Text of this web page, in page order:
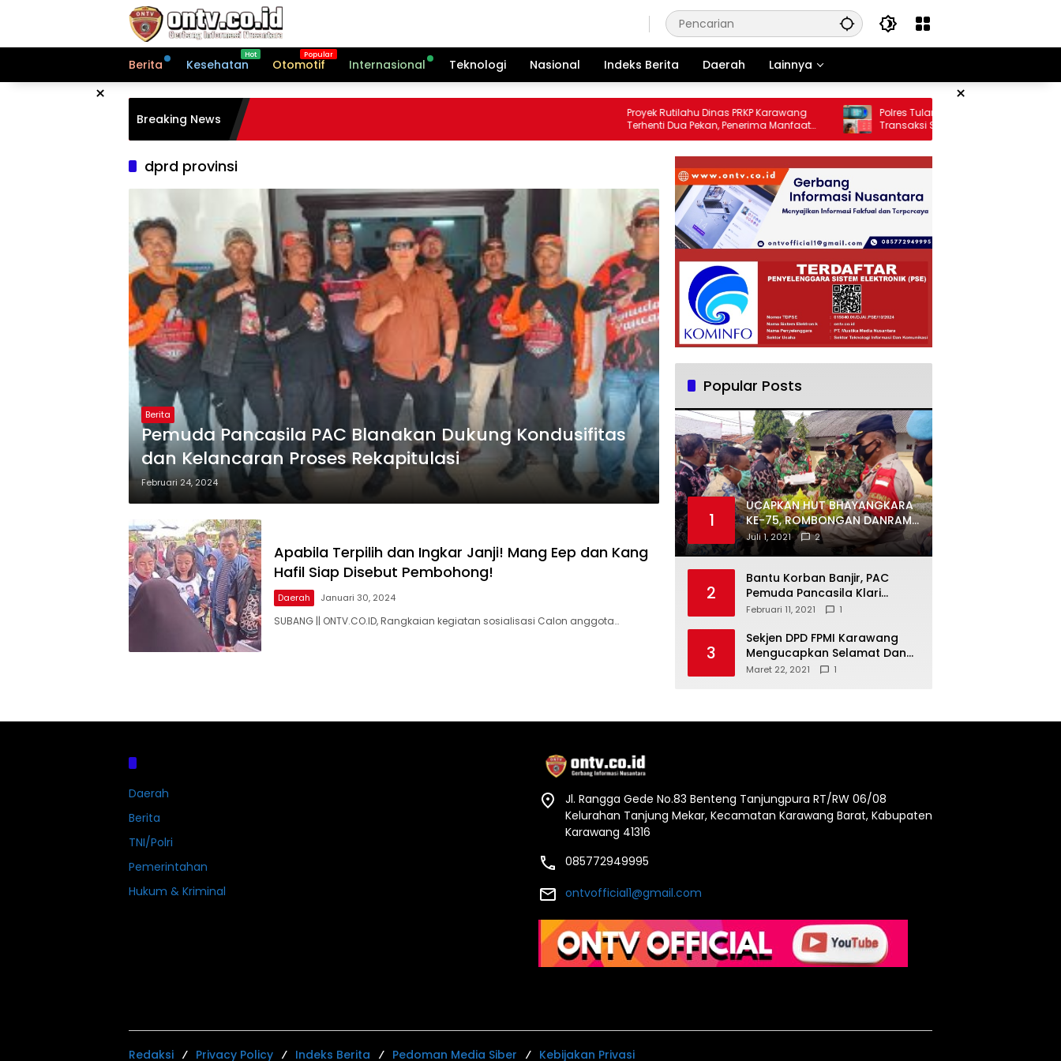
Berita Kesehatan Otomotif Internasional Teknologi Nasional Indeks Berita Daerah Lainnya
× ×
Breaking News
Proyek Rutilahu Dinas PRKP Karawang
Terhenti Dua Pekan, Penerima Manfaat
Soroti Kinerja Pemborong
Polres Tulang Bawang Gagalkan
Transaksi Sabu, Satu Pelaku Diamankan
dprd provinsi
Berita
Pemuda Pancasila PAC Blanakan Dukung Kondusifitas
dan Kelancaran Proses Rekapitulasi
Februari 24, 2024
Apabila Terpilih dan Ingkar Janji! Mang Eep dan Kang
Hafil Siap Disebut Pembohong!
Daerah Januari 30, 2024
SUBANG || ONTV.CO.ID, Rangkaian kegiatan sosialisasi Calon anggota…
Popular Posts
1
UCAPKAN HUT BHAYANGKARA
KE-75, ROMBONGAN DANRAMIL
DAN CAMAT DATANGI
MAPOLSEK MUARAGEMBONG
Juli 1, 2021 2
2
Bantu Korban Banjir, PAC
Pemuda Pancasila Klari
Galang Donasi
Februari 11, 2021 1
3
Sekjen DPD FPMI Karawang
Mengucapkan Selamat Dan
Sukses Atas Kemenangan
Maret 22, 2021 1
Daerah
Berita
TNI/Polri
Pemerintahan
Hukum & Kriminal
Jl. Rangga Gede No.83 Benteng Tanjungpura RT/RW 06/08
Kelurahan Tanjung Mekar, Kecamatan Karawang Barat, Kabupaten
Karawang 41316
085772949995
ontvofficial1@gmail.com
Redaksi Privacy Policy Indeks Berita Pedoman Media Siber Kebijakan Privasi